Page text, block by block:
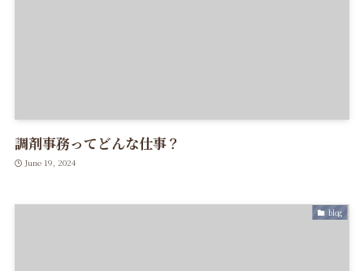
調剤事務ってどんな仕事？
June 19, 2024
blog